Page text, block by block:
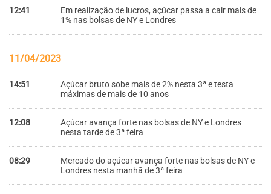
12:41
Em realização de lucros, açúcar passa a cair mais de
1% nas bolsas de NY e Londres
11/04/2023
14:51
Açúcar bruto sobe mais de 2% nesta 3ª e testa
máximas de mais de 10 anos
12:08
Açúcar avança forte nas bolsas de NY e Londres
nesta tarde de 3ª feira
08:29
Mercado do açúcar avança forte nas bolsas de NY e
Londres nesta manhã de 3ª feira